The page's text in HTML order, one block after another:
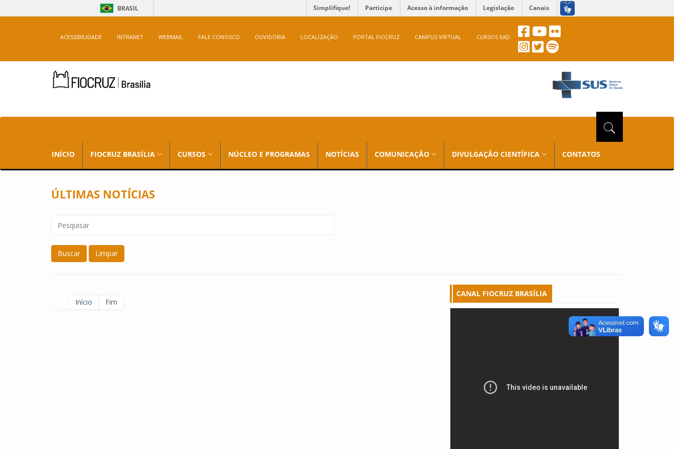
BRASIL Simplifique! Participe Acesso à informação Legislação Canais
ACESSIBILIDADE INTRANET WEBMAIL FALE CONOSCO OUVIDORIA LOCALIZAÇÃO PORTAL FIOCRUZ CAMPUS VIRTUAL CURSOS EAD
INÍCIO FIOCRUZ BRASÍLIA CURSOS NÚCLEO E PROGRAMAS NOTÍCIAS COMUNICAÇÃO DIVULGAÇÃO CIENTÍFICA CONTATOS
ÚLTIMAS NOTÍCIAS
Buscar Limpar
Início Fim
CANAL FIOCRUZ BRASÍLIA